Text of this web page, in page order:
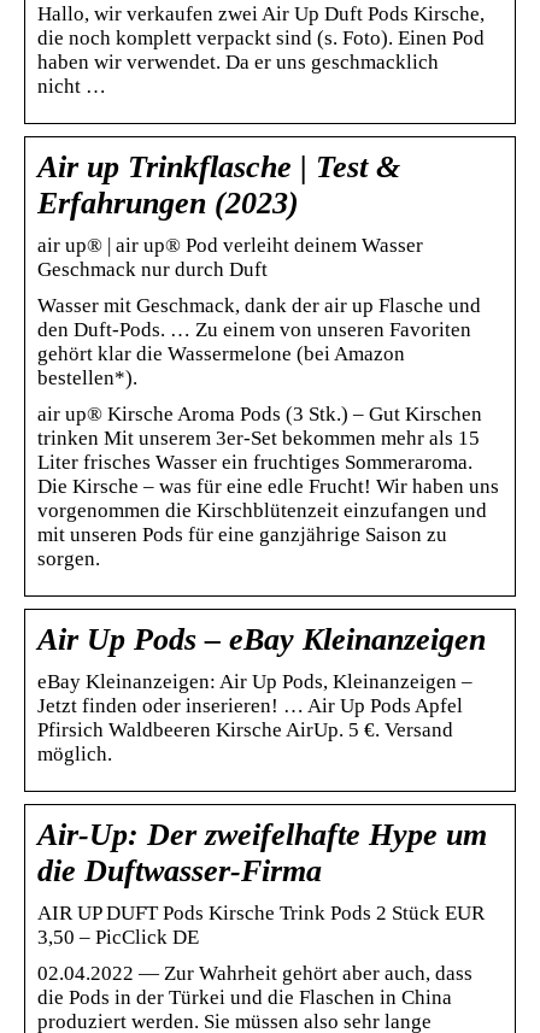
Hallo, wir verkaufen zwei Air Up Duft Pods Kirsche,
die noch komplett verpackt sind (s. Foto). Einen Pod
haben wir verwendet. Da er uns geschmacklich
nicht …
Air up Trinkflasche | Test &
Erfahrungen (2023)
air up® | air up® Pod verleiht deinem Wasser
Geschmack nur durch Duft
Wasser mit Geschmack, dank der air up Flasche und
den Duft-Pods. … Zu einem von unseren Favoriten
gehört klar die Wassermelone (bei Amazon
bestellen*).
air up® Kirsche Aroma Pods (3 Stk.) – Gut Kirschen
trinken Mit unserem 3er-Set bekommen mehr als 15
Liter frisches Wasser ein fruchtiges Sommeraroma.
Die Kirsche – was für eine edle Frucht! Wir haben uns
vorgenommen die Kirschblütenzeit einzufangen und
mit unseren Pods für eine ganzjährige Saison zu
sorgen.
Air Up Pods – eBay Kleinanzeigen
eBay Kleinanzeigen: Air Up Pods, Kleinanzeigen –
Jetzt finden oder inserieren! … Air Up Pods Apfel
Pfirsich Waldbeeren Kirsche AirUp. 5 €. Versand
möglich.
Air-Up: Der zweifelhafte Hype um
die Duftwasser-Firma
AIR UP DUFT Pods Kirsche Trink Pods 2 Stück EUR
3,50 – PicClick DE
02.04.2022 — Zur Wahrheit gehört aber auch, dass
die Pods in der Türkei und die Flaschen in China
produziert werden. Sie müssen also sehr lange